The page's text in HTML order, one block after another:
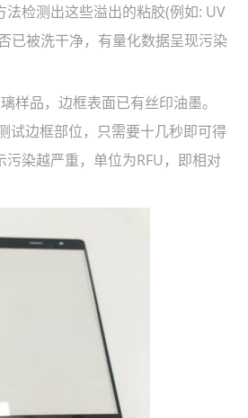
法检测出这些溢出的粘胶(例如: UV
已被洗干净，有量化数据呈现污染
品，边框表面已有丝印油墨。
试边框部位，只需要十几秒即可得
污染越严重，单位为RFU，即相对